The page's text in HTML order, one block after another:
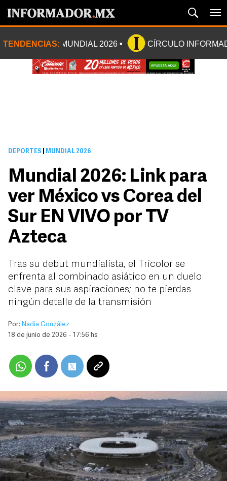
TENDENCIAS: MUNDIAL 2026 CÍRCULO
DEPORTES MUNDIAL 2026
Mundial 2026: Link para
ver México vs Corea del
Sur EN VIVO por TV
Azteca
Tras su debut mundialista, el Tricolor se
enfrenta al combinado asiático en un duelo
clave para sus aspiraciones; no te pierdas
ningún detalle de la transmisión
Por: Nadia González
18 de junio de 2026 - 17:56 hs